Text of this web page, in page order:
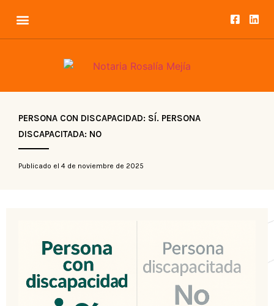
PERSONA CON DISCAPACIDAD: SÍ. PERSONA
DISCAPACITADA: NO
Publicado el 4 de noviembre de 2025